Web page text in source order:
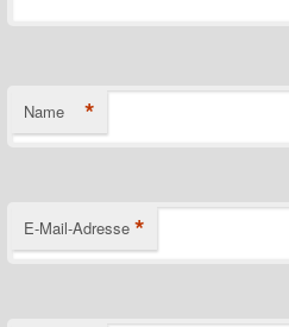
Name *
E-Mail-Adresse *